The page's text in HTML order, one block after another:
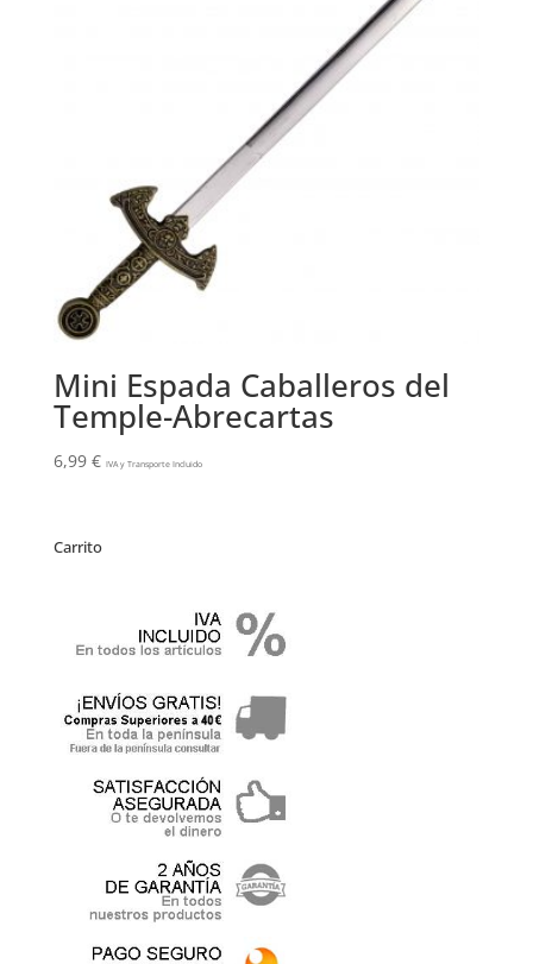
Mini Espada Caballeros del
Temple-Abrecartas
6,99 € IVA y Transporte Incluido
Carrito